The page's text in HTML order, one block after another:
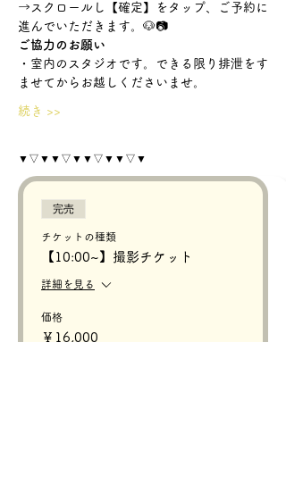
→スクロールし【確定】をタップ、ご予約に
進んでいただきます。🐶📷
ご協力のお願い
・室内のスタジオです。できる限り排泄をす
ませてからお越しくださいませ。
続き >>
▼▽▼▼▽▼▼▽▼▼▽▼
完売
チケットの種類
【10:00~】撮影チケット
詳細を見る
価格
￥16,000